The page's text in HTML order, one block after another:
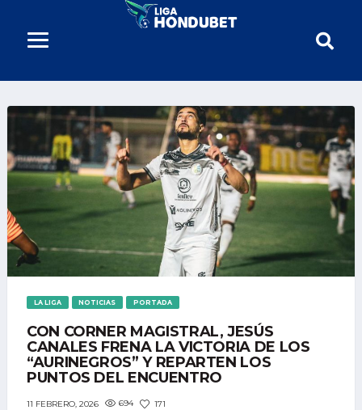
LA LIGA NOTICIAS PORTADA
CON CORNER MAGISTRAL, JESÚS
CANALES FRENA LA VICTORIA DE LOS
“AURINEGROS” Y REPARTEN LOS
PUNTOS DEL ENCUENTRO
11 FEBRERO, 2026 694 171